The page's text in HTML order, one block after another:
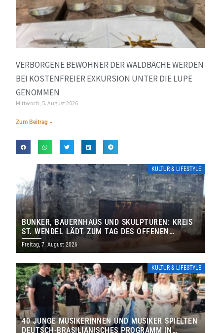
VERBORGENE BEWOHNER DER WALDBÄCHE WERDEN
BEI KOSTENFREIER EXKURSION UNTER DIE LUPE
GENOMMEN
Mittwoch, 5. August 2026
Zum Beitrag »
KULTUR & LIFESTYLE
BUNKER, BAUERNHAUS UND SKULPTUREN: KREIS
ST. WENDEL LÄDT ZUM TAG DES OFFENEN
DENKMALS EIN
Freitag, 7. August 2026
KULTUR & LIFESTYLE
40 JUNGE MUSIKERINNEN UND MUSIKER SPIELTEN
DEUTSCH-BRASILIANISCHES PROGRAMM IN